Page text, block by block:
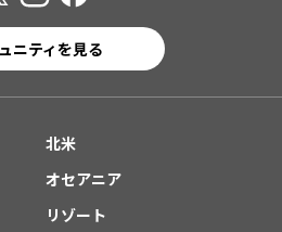
ニティを見る
北米
オセアニア
リゾート